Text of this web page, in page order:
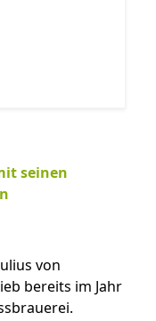
seinen
von
bereits im Jahr